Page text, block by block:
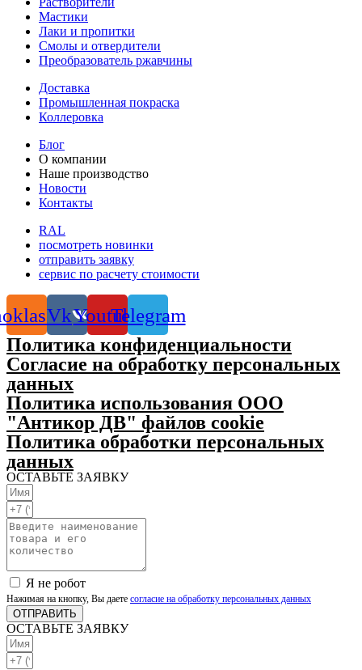
Мастики
Лаки и пропитки
Смолы и отвердители
Преобразователь ржавчины
Доставка
Промышленная покраска
Коллеровка
Блог
О компании
Наше производство
Новости
Контакты
RAL
посмотреть новинки
отправить заявку
сервис по расчету стоимости
VkYoutubeTelegram
Политика конфиденциальности
Согласие на обработку персональных
данных
Политика использования ООО
"Антикор ДВ" файлов cookie
Политика обработки персональных
данных
ОСТАВЬТЕ ЗАЯВКУ
Я не робот
Нажимая на кнопку, Вы даете согласие на обработку персональных данных
ОТПРАВИТЬ
ОСТАВЬТЕ ЗАЯВКУ